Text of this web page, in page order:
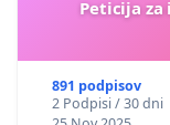
Peticija za
891 podpisov
2 Podpisi / 30 dni